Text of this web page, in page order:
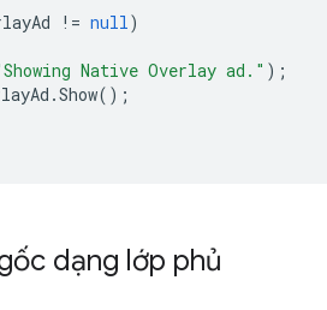
!= null)
Native Overlay ad." );
.Show();
dạng lớp phủ